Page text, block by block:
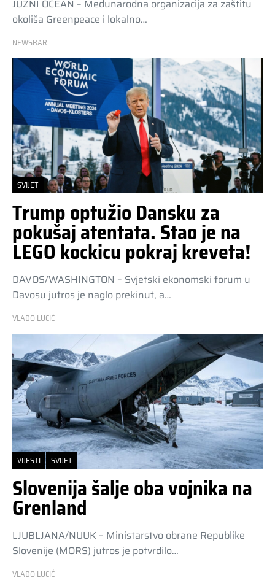
JUŽNI OCEAN – Međunarodna organizacija za zaštitu
okoliša Greenpeace i lokalno…
NEWSBAR
SVIJET
Trump optužio Dansku za
pokušaj atentata. Stao je na
LEGO kockicu pokraj kreveta!
DAVOS/WASHINGTON – Svjetski ekonomski forum u
Davosu jutros je naglo prekinut, a…
VLADO LUCIĆ
VIJESTI SVIJET
Slovenija šalje oba vojnika na
Grenland
LJUBLJANA/NUUK – Ministarstvo obrane Republike
Slovenije (MORS) jutros je potvrdilo…
VLADO LUCIĆ